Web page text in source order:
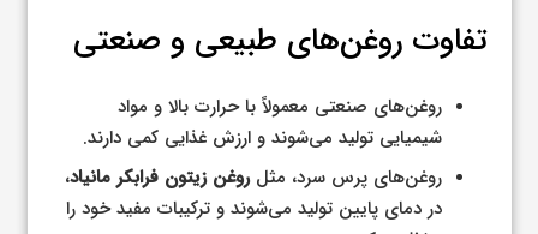
تفاوت روغن‌های طبیعی و صنعتی
روغن‌های صنعتی معمولاً با حرارت بالا و مواد
شیمیایی تولید می‌شوند و ارزش غذایی کمی دارند.
روغن‌های پرس سرد، مثلروغن زیتون فرابکر مانیاد،
در دمای پایین تولید می‌شوند و ترکیبات مفید خود را